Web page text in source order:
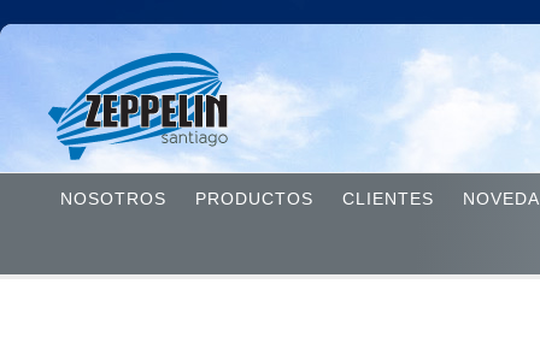
NOSOTROS PRODUCTOS CLIENTES